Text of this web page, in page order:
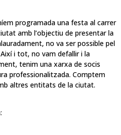
programada una festa al carrer
amb l’objectiu de presentar la
no va ser possible pel
i tot, no vam defallir i la
tenim una xarxa de socis
professionalitzada. Comptem
altres entitats de la ciutat.